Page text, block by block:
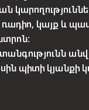
ռադիո, կայք և
պիտի կյանքի